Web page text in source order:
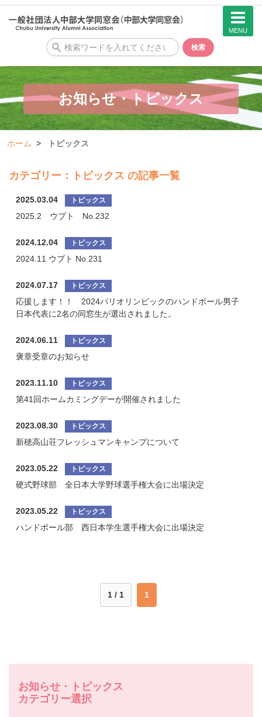
検
索
検索
MENU
お知らせ・トピックス
ホーム トピックス
カテゴリー：トピックス の記事一覧
2025.03.04
2025.2 ウプト No.232
2024.12.04
2024.11 ウプト No.231
2024.07.17
応援します！！ 2024パリオリンピックのハンドボール男子
日本代表に2名の同窓生が選出されました。
2024.06.11
褒章受章のお知らせ
2023.11.10
第41回ホームカミングデーが開催されました
2023.08.30
新穂高山荘フレッシュマンキャンプについて
2023.05.22
硬式野球部 全日本大学野球選手権大会に出場決定
2023.05.22
ハンドボール部 西日本学生選手権大会に出場決定
1 / 1 1
お知らせ・トピックス
カテゴリー選択